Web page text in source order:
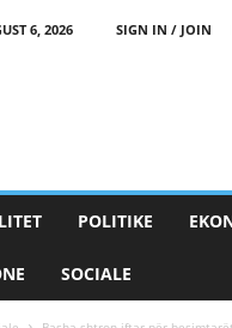
6, 2026 SIGN IN / JOIN
POLITIKE
SOCIALE